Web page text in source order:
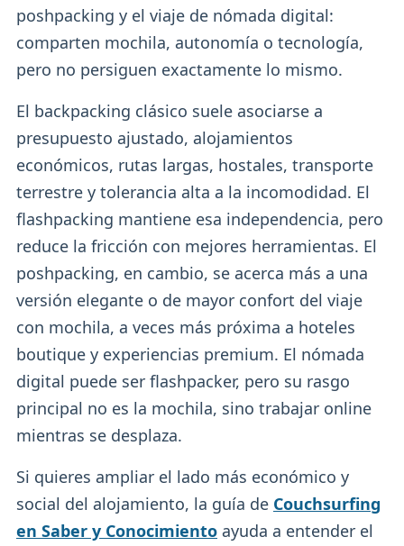
poshpacking y el viaje de nómada digital:
comparten mochila, autonomía o tecnología,
pero no persiguen exactamente lo mismo.
El backpacking clásico suele asociarse a
presupuesto ajustado, alojamientos
económicos, rutas largas, hostales, transporte
terrestre y tolerancia alta a la incomodidad. El
flashpacking mantiene esa independencia, pero
reduce la fricción con mejores herramientas. El
poshpacking, en cambio, se acerca más a una
versión elegante o de mayor confort del viaje
con mochila, a veces más próxima a hoteles
boutique y experiencias premium. El nómada
digital puede ser flashpacker, pero su rasgo
principal no es la mochila, sino trabajar online
mientras se desplaza.
Si quieres ampliar el lado más económico y
social del alojamiento, la guía de Couchsurfing
en Saber y Conocimiento ayuda a entender el